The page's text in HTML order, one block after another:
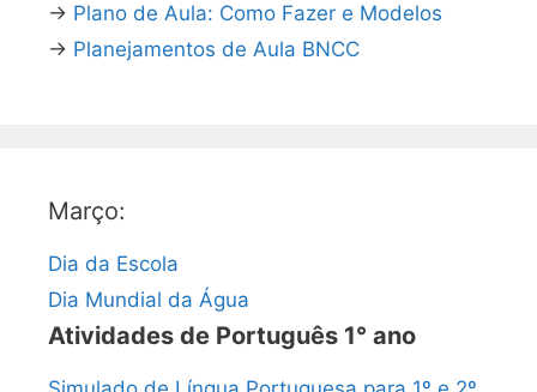
→ Plano de Aula: Como Fazer e Modelos
→ Planejamentos de Aula BNCC
Março:
Dia da Escola
Dia Mundial da Água
Atividades de Português 1° ano